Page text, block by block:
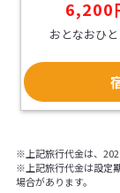
6,200
おとなおひ
※上記旅行代金は、
※上記旅行代金は設定
場合があります。